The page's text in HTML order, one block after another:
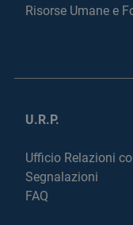
Risorse Umane e
U.R.P.
Ufficio Relazioni
Segnalazioni
FAQ